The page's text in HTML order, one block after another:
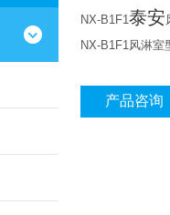
NX-B1F1泰安
NX-B1F1风淋
产品咨询